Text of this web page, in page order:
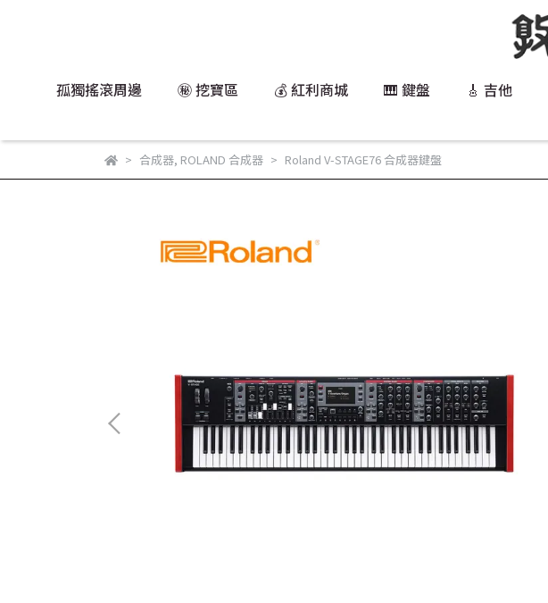
孤獨搖滾周邊 ㊙️ 挖寶區 💰 紅利商城 🎹 鍵盤 🎸 吉他
合成器, ROLAND 合成器 Roland V-STAGE76 合成器鍵盤